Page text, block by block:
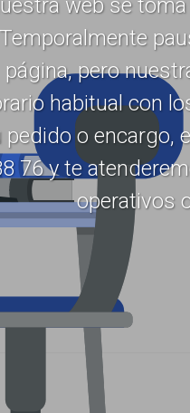
Temporalmente
página, pero
habitual con
pedido o encargo,
76 y te
operativos